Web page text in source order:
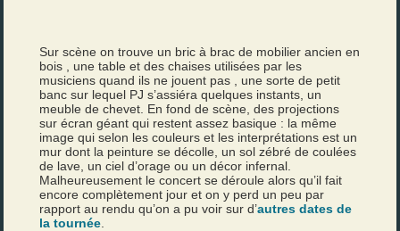
Sur scène on trouve un bric à brac de mobilier ancien en
bois , une table et des chaises utilisées par les
musiciens quand ils ne jouent pas , une sorte de petit
banc sur lequel PJ s’assiéra quelques instants, un
meuble de chevet. En fond de scène, des projections
sur écran géant qui restent assez basique : la même
image qui selon les couleurs et les interprétations est un
mur dont la peinture se décolle, un sol zébré de coulées
de lave, un ciel d’orage ou un décor infernal.
Malheureusement le concert se déroule alors qu’il fait
encore complètement jour et on y perd un peu par
rapport au rendu qu’on a pu voir sur d’autres dates de
la tournée